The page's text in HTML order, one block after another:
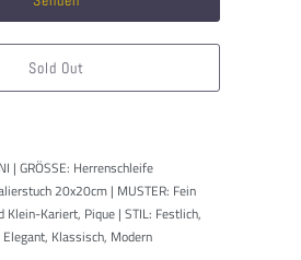
Sold Out
| GRÖSSE: Herrenschleife
20x20cm | MUSTER: Fein
Klein-Kariert, Pique | STIL: Festlich,
Klassisch, Modern